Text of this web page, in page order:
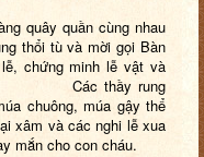
quây quần cùng nhau
thổi tù và mời gọi Bàn
chứng minh lễ vật và
lên. Các thầy rung
chuông, múa gậy thể
xâm và các nghi lễ xua
mắn cho con cháu.